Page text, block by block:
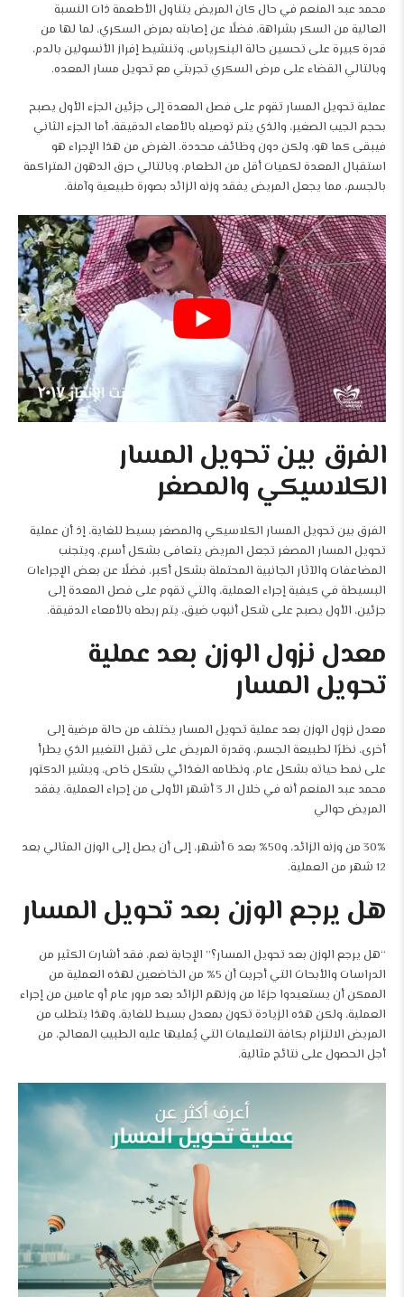
محمد عبد المنعم في حال كان المريض يتناول الأطعمة ذات النسبة
العالية من السكر بشراهة، فضلًا عن إصابته بمرض السكري، لما لها من
قدرة كبيرة على تحسين حالة البنكرياس، وتنشيط إفراز الأنسولين بالدم،
وبالتالي القضاء على مرض السكري تجربتي مع تحويل مسار المعده.
عملية تحويل المسار تقوم على فصل المعدة إلى جزئين الجزء الأول يصبح
بحجم الجيب الصغير، والذي يتم توصيله بالأمعاء الدقيقة، أما الجزء الثاني
فيبقى كما هو، ولكن دون وظائف محددة. الغرض من هذا الإجراء هو
استقبال المعدة لكميات أقل من الطعام، وبالتالي حرق الدهون المتراكمة
بالجسم، مما يجعل المريض يفقد وزنه الزائد بصورة طبيعية وآمنة.
الفرق بين تحويل المسار
الكلاسيكي والمصغر
الفرق بين تحويل المسار الكلاسيكي والمصغر بسيط للغاية، إذ أن عملية
تحويل المسار المصغر تجعل المريض يتعافى بشكل أسرع، ويتجنب
المضاعفات والآثار الجانبية المحتملة بشكل أكبر، فضلًا عن بعض الإجراءات
البسيطة في كيفية إجراء العملية، والتي تقوم على فصل المعدة إلى
جزئين، الأول يصبح على شكل أنبوب ضيق، يتم ربطه بالأمعاء الدقيقة.
معدل نزول الوزن بعد عملية
تحويل المسار
معدل نزول الوزن بعد عملية تحويل المسار يختلف من حالة مرضية إلى
أخرى، نظرًا لطبيعة الجسم، وقدرة المريض على تقبل التغيير الذي يطرأ
على نمط حياته بشكل عام، ونظامه الغذائي بشكل خاص، ويشير الدكتور
محمد عبد المنعم أنه في خلال الـ 3 أشهر الأولى من إجراء العملية، يفقد
المريض حوالي
30% من وزنه الزائد، و50% بعد 6 أشهر، إلى أن يصل إلى الوزن المثالي بعد
12 شهر من العملية.
هل يرجع الوزن بعد تحويل المسار
“هل يرجع الوزن بعد تحويل المسار؟” الإجابة نعم، فقد أشارت الكثير من
الدراسات والأبحاث التي أجريت أن 5% من الخاضعين لهذه العملية من
الممكن أن يستعيدوا جزءًا من وزنهم الزائد بعد مرور عام أو عامين من إجراء
العملية، ولكن هذه الزيادة تكون بمعدل بسيط للغاية، وهذا يتطلب من
المريض الالتزام بكافة التعليمات التي يُمليها عليه الطبيب المعالج، من
أجل الحصول على نتائج مثالية.